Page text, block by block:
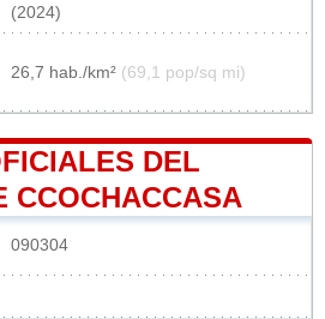
(2024)
26,7 hab./km² (69,1 pop/sq mi)
DEL
CCOCHACCASA
090304